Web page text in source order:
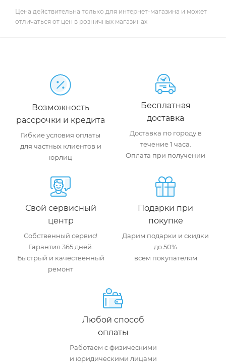
Цена действительна только для интернет-магазина и может
отличаться от цен в розничных магазинах
Возможность
рассрочки и кредита
Гибкие условия оплаты
для частных клиентов и
юрлиц
Бесплатная
доставка
Доставка по городу в
течение 1 часа.
Оплата при получении
Свой сервисный
центр
Собственный сервис!
Гарантия 365 дней.
Быстрый и качественный
ремонт
Подарки при
покупке
Дарим подарки и скидки
до 50%
всем покупателям
Любой способ
оплаты
Работаем с физическими
и юридическими лицами